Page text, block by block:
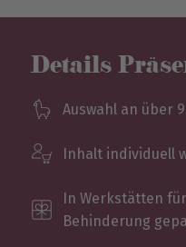
Details
Auswahl an über
Inhalt individuell
In Werkstätten
Behinderung